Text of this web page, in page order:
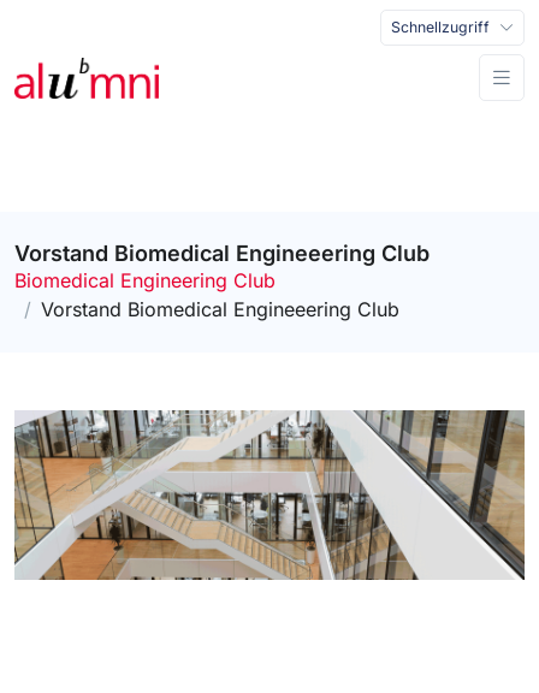
Schnellzugriff
Vorstand Biomedical Engineeering Club
Biomedical Engineering Club
Vorstand Biomedical Engineeering Club